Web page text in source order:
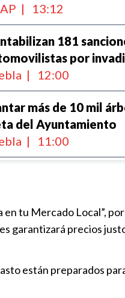
| 13:12
181
por
| 12:00
más de 10 mil
del Ayuntamiento
| 11:00
Seguros”
| 11:02
borrar adeudos
| 13:26
tu Mercado Local”,
garantizará precios
están preparados